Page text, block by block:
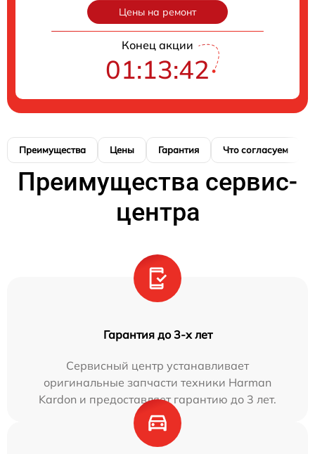
Цены на ремонт
Конец акции
01:13:41
Преимущества Цены Гарантия Что согласуем
Преимущества сервис-
центра
Гарантия до 3-х лет
Сервисный центр устанавливает
оригинальные запчасти техники Harman
Kardon и предоставляет гарантию до 3 лет.